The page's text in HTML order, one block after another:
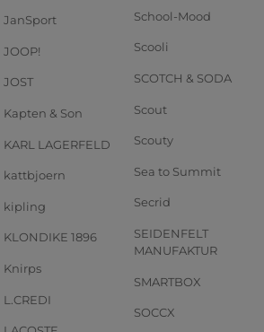
JanSport
JOOP!
JOST
Kapten & Son
KARL LAGERFELD
kattbjoern
kipling
KLONDIKE 1896
Knirps
L.CREDI
School-Mood
Scooli
SCOTCH & SODA
Scout
Scouty
Sea to Summit
Secrid
SEIDENFELT
MANUFAKTUR
SMARTBOX
SOCCX